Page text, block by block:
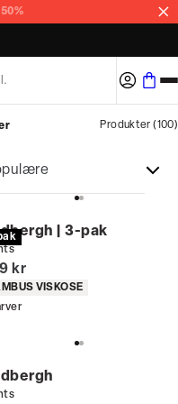
TILBUD
Produkter (100)
| 3-pak
(inkl. rabat)
kr
egenskaber
VISKOSE